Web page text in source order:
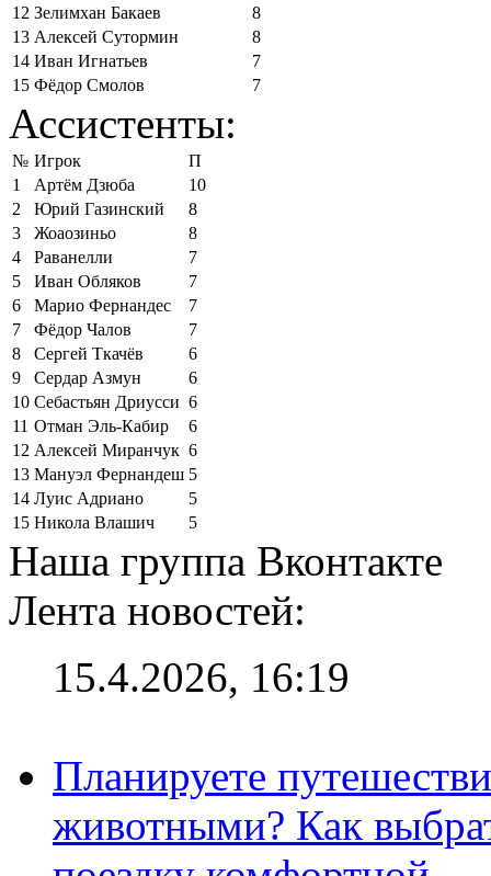
12 Зелимхан Бакаев
8
13 Алексей Сутормин
8
14 Иван Игнатьев
7
15 Фёдор Смолов 7
Ассистенты:
№ Игрок
П
1
Артём Дзюба
10
2
Юрий Газинский
8
3
Жоаозиньо
8
4
Раванелли
7
5
Иван Обляков
7
6
Марио Фернандес
7
7
Фёдор Чалов
7
8
Сергей Ткачёв
6
9
Сердар Азмун
6
10 Себастьян Дриусси 6
11 Отман Эль-Кабир
6
12 Алексей Миранчук 6
13 Мануэл Фернандеш 5
14 Луис Адриано
5
15 Никола Влашич 5
Наша группа Вконтакте
Лента новостей:
15.4.2026, 16:19
Планируете
животными? Как